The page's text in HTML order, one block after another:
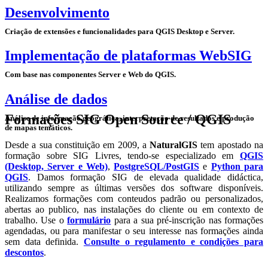
Desenvolvimento
Criação de extensões e funcionalidades para QGIS Desktop e Server.
Implementação de plataformas WebSIG
Com base nas componentes Server e Web do QGIS.
Análise de dados
Análise de informação geográfica, interpretação de resultados e produção
de mapas temáticos.
Formações SIG Open Source / QGIS
Desde a sua constituição em 2009, aNaturalGIS tem apostado na
formação sobre SIG Livres, tendo-se especializado em QGIS
(Desktop, Server e Web),PostgreSQL/PostGIS e Python para
QGIS. Damos formação SIG de elevada qualidade didáctica,
utilizando sempre as últimas versões dos software disponíveis.
Realizamos formações com conteudos padrão ou personalizados,
abertas ao publico, nas instalações do cliente ou em contexto de
trabalho. Use oformulário para a sua pré-inscrição nas formações
agendadas, ou para manifestar o seu interesse nas formações ainda
sem data definida. Consulte o regulamento e condições para
descontos.